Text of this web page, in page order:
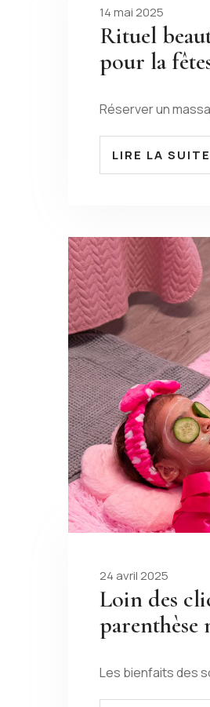
14 mai 2025
Rituel
pour la
Réserver un
LIRE LA SUITE
24 avril 2025
Loin des
parenthèse
Les bienfaits des